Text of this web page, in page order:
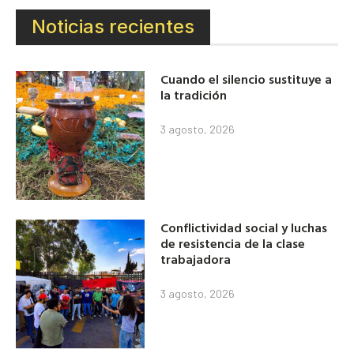
Noticias recientes
Cuando el silencio sustituye a
la tradición
3 agosto, 2026
Conflictividad social y luchas
de resistencia de la clase
trabajadora
3 agosto, 2026